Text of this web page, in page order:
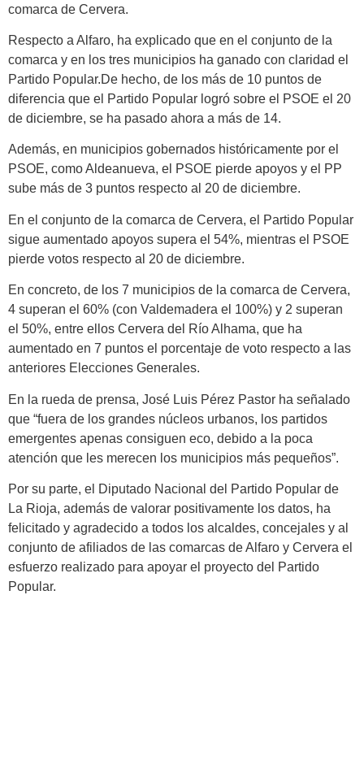
comarca de Cervera.
Respecto a Alfaro, ha explicado que en el conjunto de la
comarca y en los tres municipios ha ganado con claridad el
Partido Popular.De hecho, de los más de 10 puntos de
diferencia que el Partido Popular logró sobre el PSOE el 20
de diciembre, se ha pasado ahora a más de 14.
Además, en municipios gobernados históricamente por el
PSOE, como Aldeanueva, el PSOE pierde apoyos y el PP
sube más de 3 puntos respecto al 20 de diciembre.
En el conjunto de la comarca de Cervera, el Partido Popular
sigue aumentado apoyos supera el 54%, mientras el PSOE
pierde votos respecto al 20 de diciembre.
En concreto, de los 7 municipios de la comarca de Cervera,
4 superan el 60% (con Valdemadera el 100%) y 2 superan
el 50%, entre ellos Cervera del Río Alhama, que ha
aumentado en 7 puntos el porcentaje de voto respecto a las
anteriores Elecciones Generales.
En la rueda de prensa, José Luis Pérez Pastor ha señalado
que “fuera de los grandes núcleos urbanos, los partidos
emergentes apenas consiguen eco, debido a la poca
atención que les merecen los municipios más pequeños”.
Por su parte, el Diputado Nacional del Partido Popular de
La Rioja, además de valorar positivamente los datos, ha
felicitado y agradecido a todos los alcaldes, concejales y al
conjunto de afiliados de las comarcas de Alfaro y Cervera el
esfuerzo realizado para apoyar el proyecto del Partido
Popular.